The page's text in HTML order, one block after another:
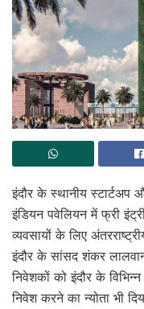
इंदौर के स्थानीय स्टार्टअप
इंडियन पवेलियन में फ्री
व्यवसायों के लिए
इंदौर के सांसद शंकर
निवेशकों को इंदौर के
निवेश करने का न्योता भी